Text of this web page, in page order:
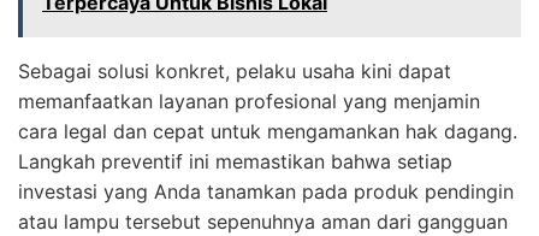
Sebagai solusi konkret, pelaku usaha kini dapat
memanfaatkan layanan profesional yang menjamin
cara legal dan cepat untuk mengamankan hak dagang.
Langkah preventif ini memastikan bahwa setiap
investasi yang Anda tanamkan pada produk pendingin
atau lampu tersebut sepenuhnya aman dari gangguan